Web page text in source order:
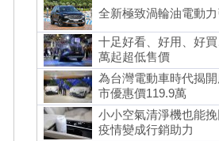
全新極致渦輪油電動
十足好看、好用、好
萬起超低售價
為台灣電動車時代揭
市優惠價119.9萬
小小空氣清淨機也能
疫情變成行銷助力